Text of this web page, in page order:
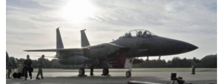
到
檢
索
揭謊頻道
國際
經貿